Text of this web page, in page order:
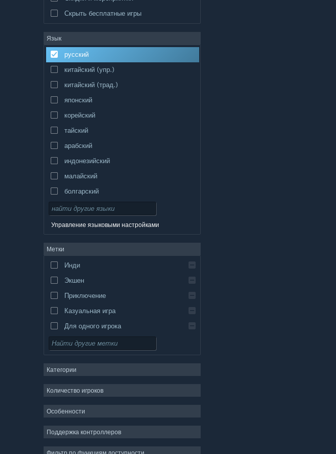
Скрыть бесплатные игры
Язык
русский
китайский (упр.)
китайский (трад.)
японский
корейский
тайский
арабский
индонезийский
малайский
болгарский
чешский
испанский — Испания
испанский — Латинская Америка
Управление языковыми настройками
Метки
Инди
Экшен
Приключение
Казуальная игра
Для одного игрока
Симулятор
Стратегия
Бесплатная игра
Категории
Количество игроков
Особенности
Поддержка контроллеров